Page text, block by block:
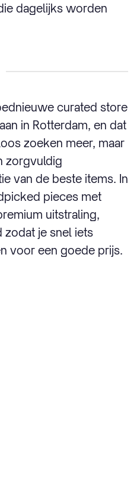
dagelijks worden
curated store
in Rotterdam, en dat
zoeken meer, maar
zorgvuldig
van de beste items. In
pieces met
uitstraling,
zodat je snel iets
voor een goede prijs.